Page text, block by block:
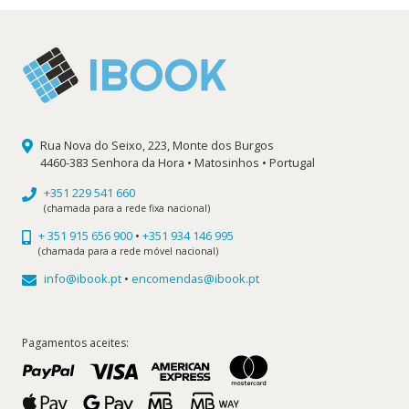
Rua Nova do Seixo, 223, Monte dos Burgos
4460-383 Senhora da Hora • Matosinhos • Portugal
+351 229 541 660
(chamada para a rede fixa nacional)
+ 351 915 656 900 • +351 934 146 995
(chamada para a rede móvel nacional)
info@ibook.pt • encomendas@ibook.pt
Pagamentos aceites: